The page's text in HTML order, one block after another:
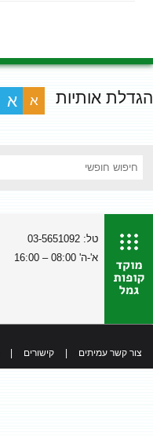
הגדלת אותיות א א
טל: 03-5651092
א'-ה' 08:00 – 16:00
צור קשר עמיתים קישורים